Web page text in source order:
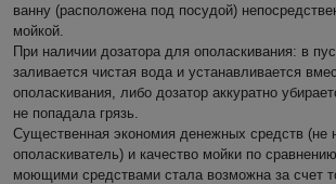
ванну (расположена под посудой)
мойкой.
При наличии дозатора для ополаскивания: в
заливается чистая вода и устанавливается
ополаскивания, либо дозатор аккуратно
не попадала грязь.
Существенная экономия денежных средств (не
ополаскиватель) и качество мойки по
моющими средствами стала возможна за счет